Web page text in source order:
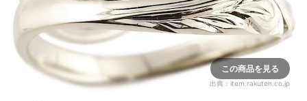
この商品を見る
出典： item.rakuten.co.jp